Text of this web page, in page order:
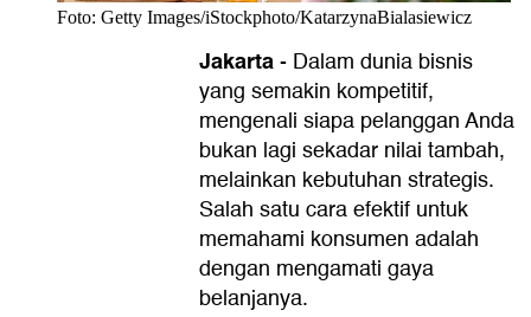
Foto: Getty Images/iStockphoto/KatarzynaBialasiewicz
Jakarta- Dalam dunia bisnis
yang semakin kompetitif,
mengenali siapa pelanggan Anda
bukan lagi sekadar nilai tambah,
melainkan kebutuhan strategis.
Salah satu cara efektif untuk
memahami konsumen adalah
dengan mengamati gaya
belanjanya.